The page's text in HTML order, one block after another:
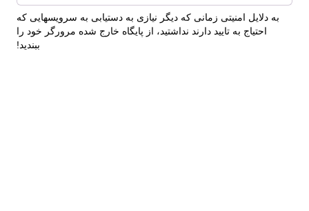
به دلایل امنیتی زمانی که دیگر نیازی به دستیابی به سرویسهایی که
احتیاج به تایید دارند نداشتید، از پایگاه خارج شده مرورگر خود را
ببندید!